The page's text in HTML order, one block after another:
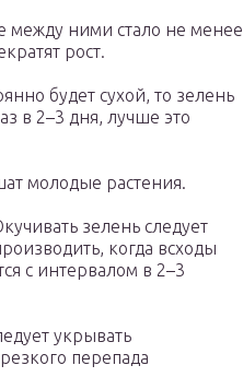
между ними стало не менее
рост.
будет сухой, то зелень
в 2–3 дня, лучше это
молодые растения.
зелень следует
когда всходы
с интервалом в 2–3
укрывать
перепада